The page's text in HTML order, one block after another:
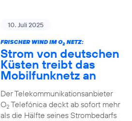
10. Juli 2025
FRISCHER WIND IM O2NETZ:
Strom von deutschen
Küsten treibt das
Mobilfunknetz an
Der Telekommunikationsanbieter
O2Telefónica deckt ab sofort mehr
als die Hälfte seines Strombedarfs